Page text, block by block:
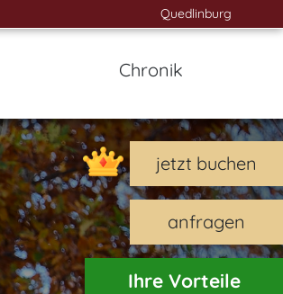
Quedlinburg
Chronik
jetzt buchen
anfragen
Ihre Vorteile